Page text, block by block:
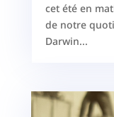
cet été en
de notre
Darwin...